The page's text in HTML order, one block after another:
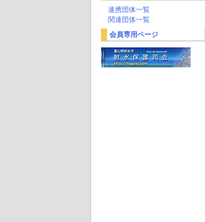
連携団体一覧
関連団体一覧
会員専用ページ